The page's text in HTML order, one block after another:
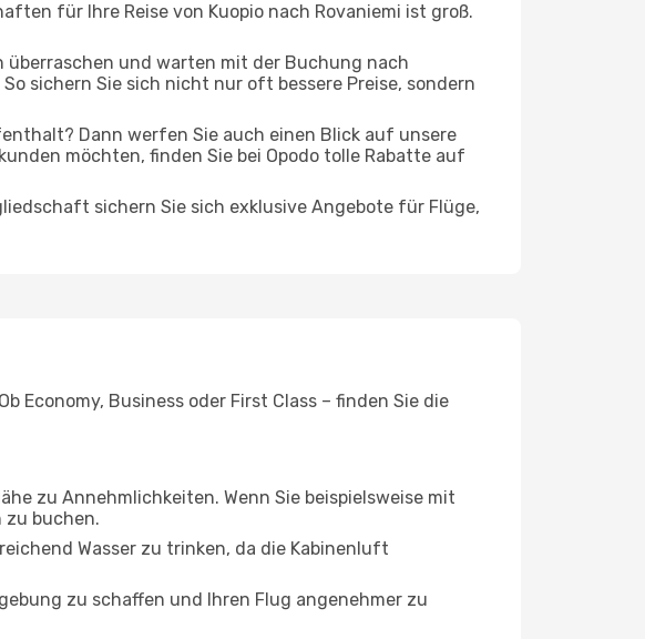
für Ihre Reise von Kuopio nach Rovaniemi ist groß.
überraschen und warten mit der Buchung nach
sichern Sie sich nicht nur oft bessere Preise, sondern
Dann werfen Sie auch einen Blick auf unsere
möchten, finden Sie bei Opodo tolle Rabatte auf
sichern Sie sich exklusive Angebote für Flüge,
Economy, Business oder First Class – finden Sie die
zu Annehmlichkeiten. Wenn Sie beispielsweise mit
zu buchen.
Wasser zu trinken, da die Kabinenluft
zu schaffen und Ihren Flug angenehmer zu